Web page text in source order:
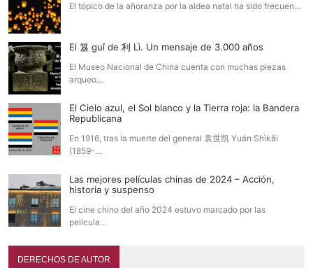
El tópico de la añoranza por la aldea natal ha sido frecuen…
El 簋 guǐ de 利 Lì. Un mensaje de 3.000 años
El Museo Nacional de China cuenta con muchas piezas
arqueo…
El Cielo azul, el Sol blanco y la Tierra roja: la Bandera
Republicana
En 1916, tras la muerte del general 袁世凯 Yuán Shìkǎi
(1859-…
Las mejores películas chinas de 2024 – Acción,
historia y suspenso
El cine chino del año 2024 estuvo marcado por las
película…
DERECHOS DE AUTOR